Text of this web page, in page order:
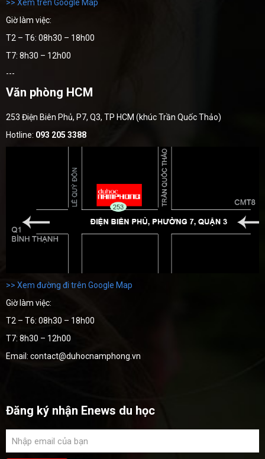
>> Xem trên Google Map
Giờ làm việc:
T2 – T6: 08h30 – 18h00
T7: 8h30 – 12h00
---
Văn phòng HCM
253 Điện Biên Phủ, P7, Q3, TP HCM (khúc Trần Quốc Thảo)
Hotline: 093 205 3388
>> Xem đường đi trên Google Map
Giờ làm việc:
T2 – T6: 08h30 – 18h00
T7: 8h30 – 12h00
Email: contact@duhocnamphong.vn
Đăng ký nhận Enews du học